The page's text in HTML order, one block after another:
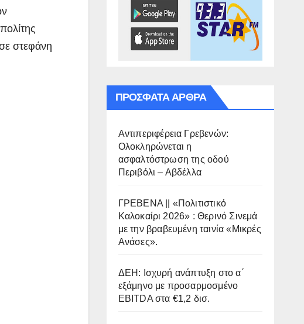
στεφάνη
ΠΡΌΣΦΑΤΑ ΆΡΘΡΑ
Αντιπεριφέρεια Γρεβενών:
Ολοκληρώνεται η
ασφαλτόστρωση της οδού
Περιβόλι – Αβδέλλα
ΓΡΕΒΕΝΑ || «Πολιτιστικό
Καλοκαίρι 2026» : Θερινό Σινεμά
με την βραβευμένη ταινία «Μικρές
Ανάσες».
ΔΕΗ: Ισχυρή ανάπτυξη στο α΄
εξάμηνο με προσαρμοσμένο
EBITDA στα €1,2 δισ.